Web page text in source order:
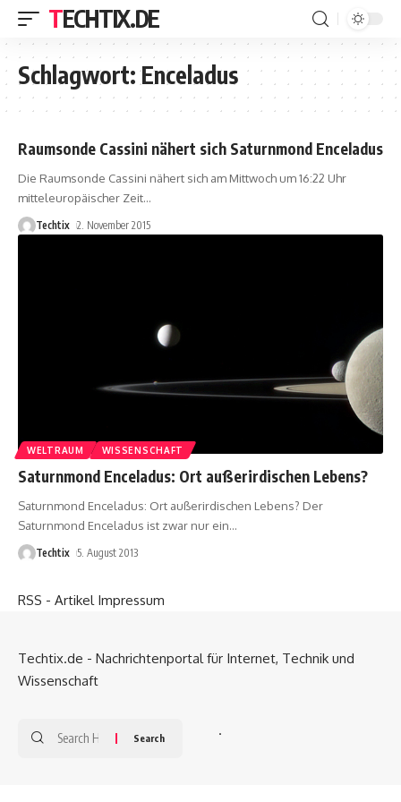
TECHTIX.DE
Schlagwort:Enceladus
Raumsonde Cassini nähert sich Saturnmond Enceladus
Die Raumsonde Cassini nähert sich am Mittwoch um 16:22 Uhr
mitteleuropäischer Zeit…
Techtix 2. November 2015
WELTRAUM WISSENSCHAFT
Saturnmond Enceladus: Ort außerirdischen Lebens?
Saturnmond Enceladus: Ort außerirdischen Lebens? Der
Saturnmond Enceladus ist zwar nur ein…
Techtix 5. August 2013
RSS - Artikel Impressum
Techtix.de - Nachrichtenportal für Internet, Technik und
Wissenschaft
.